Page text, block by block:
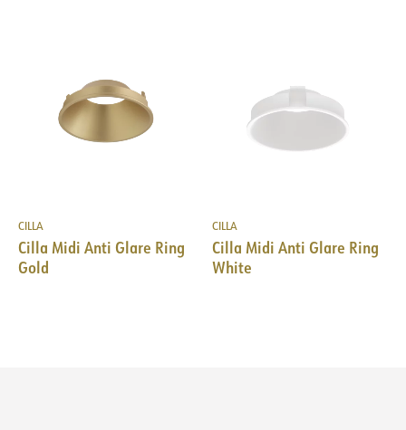
CILLA
Cilla Midi Anti Glare Ring
Gold
CILLA
Cilla Midi Anti Glare Ring
White